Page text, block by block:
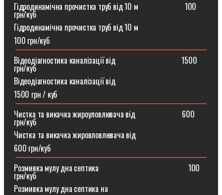
Гідродинамічна прочистка труб від 10 м⠀⠀⠀⠀⠀⠀⠀⠀100
грн/куб
Гідродинамічна прочистка труб від 10 м
100 грн/куб
Відеодіагностика каналізації від ⠀⠀⠀⠀⠀⠀⠀⠀⠀⠀⠀1500
грн/куб
Відеодіагностика каналізації від
1500 грн / куб
Чистка та викачка жироуловлювача від⠀⠀⠀⠀⠀⠀⠀⠀600
грн/куб
Чистка та викачка жировловлювача від
600 грн/куб
Розмивка мулу дна септика ⠀⠀⠀⠀⠀⠀⠀⠀⠀⠀⠀⠀⠀⠀⠀100
грн/куб
Розмивка мулу дна септика на